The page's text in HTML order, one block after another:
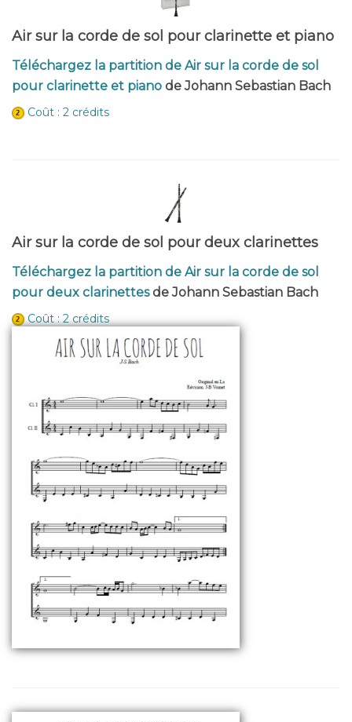
Air sur la corde de sol pour clarinette et piano
Téléchargez la partition de Air sur la corde de sol
pour clarinette et piano de Johann Sebastian Bach
Coût : 2 crédits
Air sur la corde de sol pour deux clarinettes
Téléchargez la partition de Air sur la corde de sol
pour deux clarinettesde Johann Sebastian Bach
Coût : 2 crédits